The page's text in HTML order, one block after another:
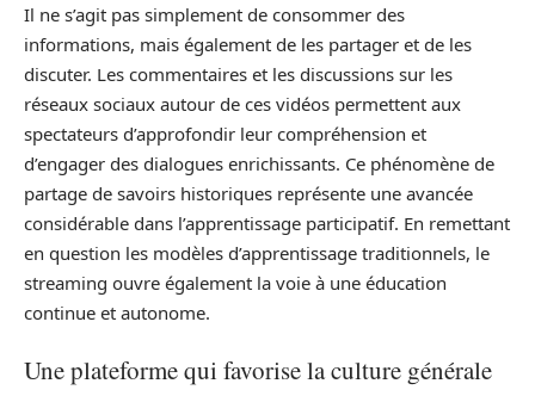
Il ne s’agit pas simplement de consommer des
informations, mais également de les partager et de les
discuter. Les commentaires et les discussions sur les
réseaux sociaux autour de ces vidéos permettent aux
spectateurs d’approfondir leur compréhension et
d’engager des dialogues enrichissants. Ce phénomène de
partage de savoirs historiques représente une avancée
considérable dans l’apprentissage participatif. En remettant
en question les modèles d’apprentissage traditionnels, le
streaming ouvre également la voie à une éducation
continue et autonome.
Une plateforme qui favorise la culture générale